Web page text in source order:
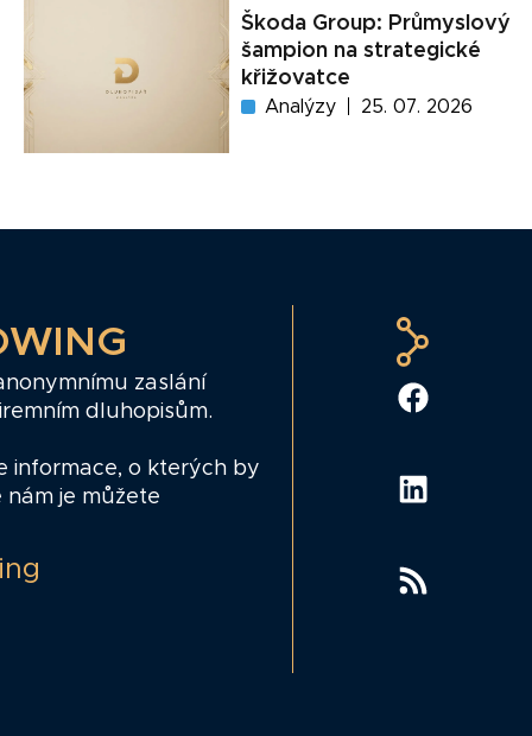
Škoda Group: Průmyslový
šampion na strategické
křižovatce
Analýzy 25. 07. 2026
zaslání
dluhopisům.
informace, o kterých by
je můžete